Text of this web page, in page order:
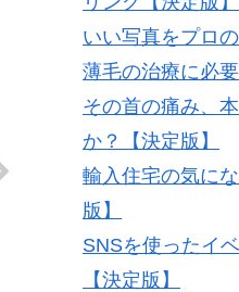
いい写真をプロ
薄毛の治療に必
その首の痛み、
か？【決定版】
輸入住宅の気に
版】
SNSを使ったイ
【決定版】